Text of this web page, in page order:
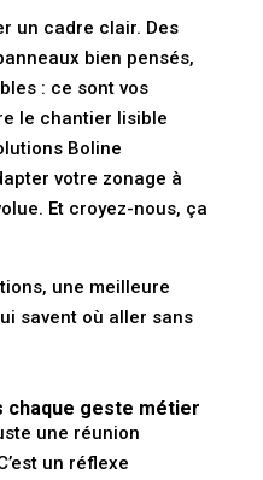
un cadre clair. Des
bien pensés,
: ce sont vos
le chantier lisible
Boline
votre zonage à
Et croyez-nous, ça
une meilleure
savent où aller sans
chaque geste métier
une réunion
un réflexe